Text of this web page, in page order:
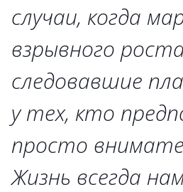
случаи, когда
взрывного
следовавшие
у тех, кто
просто
Жизнь всегда